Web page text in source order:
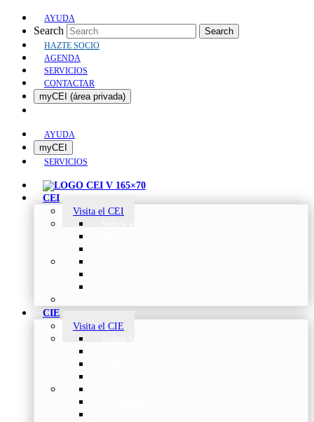
AYUDA
Search Search
HAZTE SOCIO
AGENDA
SERVICIOS
CONTACTAR
myCEI (área privada)
AYUDA
myCEI
SERVICIOS
CEI
Visita el CEI
CIE
Visita el CIE